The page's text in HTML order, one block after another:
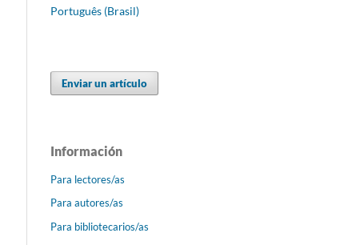
Português (Brasil)
Enviar un artículo
Información
Para lectores/as
Para autores/as
Para bibliotecarios/as